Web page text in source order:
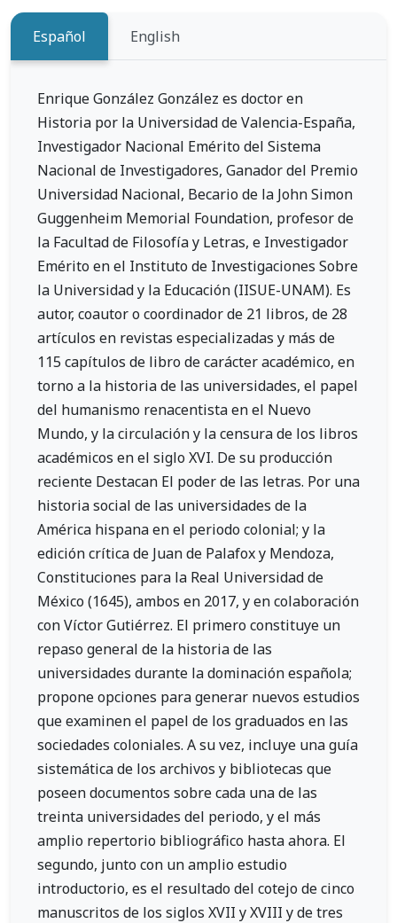
Español English
Enrique González González es doctor en
Historia por la Universidad de Valencia-España,
Investigador Nacional Emérito del Sistema
Nacional de Investigadores, Ganador del Premio
Universidad Nacional, Becario de la John Simon
Guggenheim Memorial Foundation, profesor de
la Facultad de Filosofía y Letras, e Investigador
Emérito en el Instituto de Investigaciones Sobre
la Universidad y la Educación (IISUE-UNAM). Es
autor, coautor o coordinador de 21 libros, de 28
artículos en revistas especializadas y más de
115 capítulos de libro de carácter académico, en
torno a la historia de las universidades, el papel
del humanismo renacentista en el Nuevo
Mundo, y la circulación y la censura de los libros
académicos en el siglo XVI. De su producción
reciente Destacan El poder de las letras. Por una
historia social de las universidades de la
América hispana en el periodo colonial; y la
edición crítica de Juan de Palafox y Mendoza,
Constituciones para la Real Universidad de
México (1645), ambos en 2017, y en colaboración
con Víctor Gutiérrez. El primero constituye un
repaso general de la historia de las
universidades durante la dominación española;
propone opciones para generar nuevos estudios
que examinen el papel de los graduados en las
sociedades coloniales. A su vez, incluye una guía
sistemática de los archivos y bibliotecas que
poseen documentos sobre cada una de las
treinta universidades del periodo, y el más
amplio repertorio bibliográfico hasta ahora. El
segundo, junto con un amplio estudio
introductorio, es el resultado del cotejo de cinco
manuscritos de los siglos XVII y XVIII y de tres